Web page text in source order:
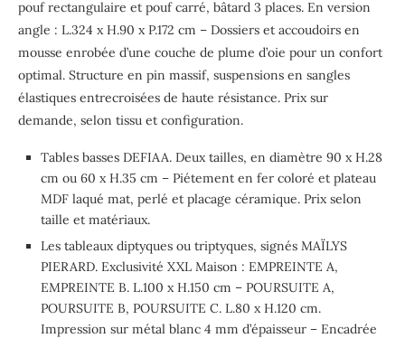
pouf rectangulaire et pouf carré, bâtard 3 places. En version
angle : L.324 x H.90 x P.172 cm – Dossiers et accoudoirs en
mousse enrobée d’une couche de plume d’oie pour un confort
optimal. Structure en pin massif, suspensions en sangles
élastiques entrecroisées de haute résistance. Prix sur
demande, selon tissu et configuration.
Tables basses DEFIAA. Deux tailles, en diamètre 90 x H.28
cm ou 60 x H.35 cm – Piétement en fer coloré et plateau
MDF laqué mat, perlé et placage céramique. Prix selon
taille et matériaux.
Les tableaux diptyques ou triptyques, signés MAÏLYS
PIERARD. Exclusivité XXL Maison : EMPREINTE A,
EMPREINTE B. L.100 x H.150 cm – POURSUITE A,
POURSUITE B, POURSUITE C. L.80 x H.120 cm.
Impression sur métal blanc 4 mm d’épaisseur – Encadrée